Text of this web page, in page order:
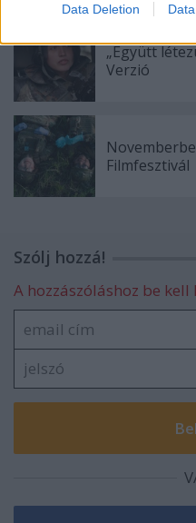
Data Deletion
„Együtt
Verzió
Filmfesztivál
Szólj hozzá!
A hozzászóláshoz be kell